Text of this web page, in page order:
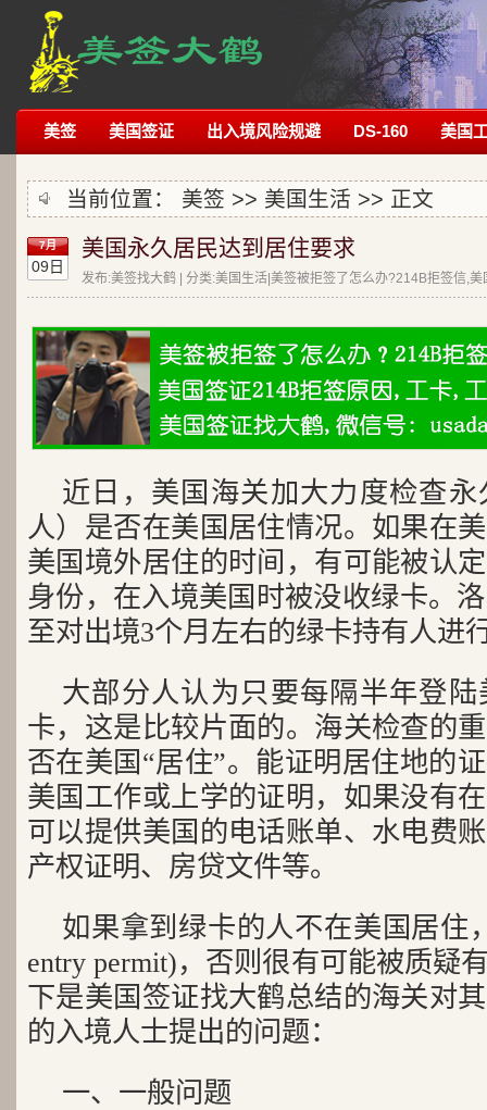
美签 美国签证 出入境风险规避 DS-160 美国
当前位置： 美签 >> 美国生活 >> 正文
7月
09日
美国永久居民达到居住要求
发布:美签找大鹤 | 分类:美国生活|美签被拒签了怎么办?214B拒签信,
近日，美国海关加大力度检查
人）是否在美国居住情况。如果在
美国境外居住的时间，有可能被认
身份，在入境美国时被没收绿卡。
至对出境3个月左右的绿卡持有人进
大部分人认为只要每隔半年登
卡，这是比较片面的。海关检查的
否在美国“居住”。能证明居住地的
美国工作或上学的证明，如果没有
可以提供美国的电话账单、水电费
产权证明、房贷文件等。
如果拿到绿卡的人不在美国居住
entry permit)，否则很有可能被质疑
下是美国签证找大鹤总结的海关对
的入境人士提出的问题：
一、一般问题